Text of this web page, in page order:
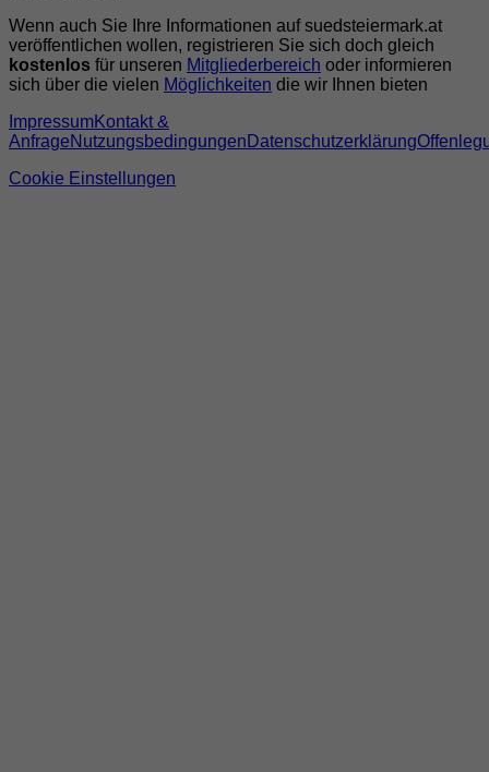
Wenn auch Sie Ihre Informationen auf suedsteiermark.at
veröffentlichen wollen, registrieren Sie sich doch gleich
kostenlos für unseren Mitgliederbereich oder informieren
sich über die vielen Möglichkeiten die wir Ihnen bieten
ImpressumKontakt &
AnfrageNutzungsbedingungen Datenschutzerklärung
Cookie Einstellungen